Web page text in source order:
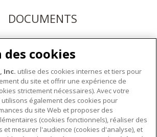
DOCUMENTS
modes d'emploi ici ou enregistrez votre
du service après-vente KitchenAid
cookies
Inc. utilise des cookies internes et tiers pour
du site et offrir une expérience de
strictement nécessaires). Avec votre
également des cookies pour
du site Web et proposer des
(cookies fonctionnels), réaliser des
et mesurer l'audience (cookies d'analyse), et